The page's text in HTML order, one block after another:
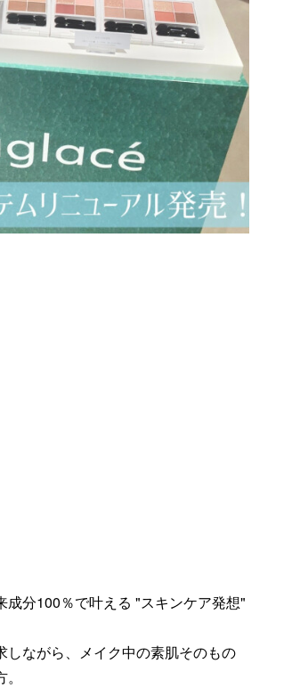
分100％で叶える "スキンケア発想"
ながら、メイク中の素肌そのもの